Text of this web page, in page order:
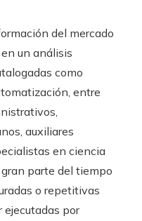
del mercado
un análisis
como
entre
auxiliares
en ciencia
parte del tiempo
o repetitivas
ejecutadas por